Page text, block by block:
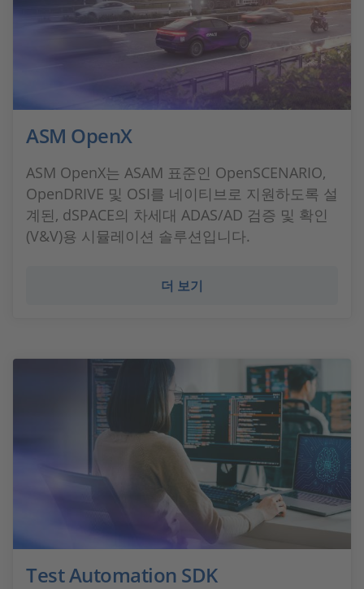
ASM OpenX
ASM OpenX는 ASAM 표준인 OpenSCENARIO,
OpenDRIVE 및 OSI를 네이티브로 지원하도록 설
계된, dSPACE의 차세대 ADAS/AD 검증 및 확인
(V&V)용 시뮬레이션 솔루션입니다.
더 보기
Test Automation SDK